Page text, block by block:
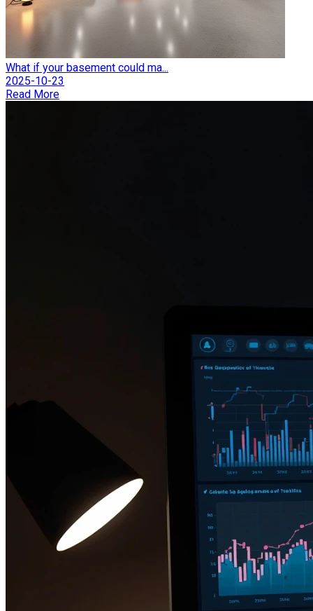
What if your basement could ma...
2025-10-23
Read More